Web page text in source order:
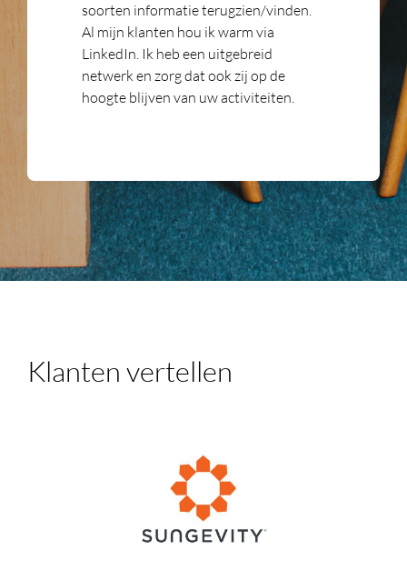
soorten informatie terugzien/vinden.
Al mijn klanten hou ik warm via
LinkedIn. Ik heb een uitgebreid
netwerk en zorg dat ook zij op de
hoogte blijven van uw activiteiten.
Klanten vertellen